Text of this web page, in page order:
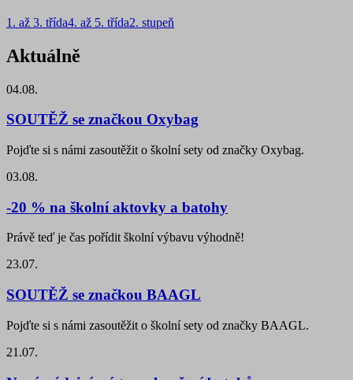
1. až 3. třída4. až 5. třída2. stupeň
Aktuálně
04.08.
SOUTĚŽ se značkou Oxybag
Pojďte si s námi zasoutěžit o školní sety od značky Oxybag.
03.08.
-20 % na školní aktovky a batohy
Právě teď je čas pořídit školní výbavu výhodně!
23.07.
SOUTĚŽ se značkou BAAGL
Pojďte si s námi zasoutěžit o školní sety od značky BAAGL.
21.07.